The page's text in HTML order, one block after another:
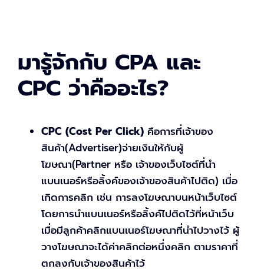
มารู้จักกับ CPA และ
CPC ว่าคืออะไร?
CPC (Cost Per Click)คือการที่เจ้าของ
สินค้า(Advertiser)จ่ายเงินให้กับผู้
โฆษณา(Partner หรือ เจ้าของเว็บไซต์ที่นำ
แบนเนอร์หรือลิ้งค์ของเจ้าของสินค้าไปติด) เมื่อ
เกิดการคลิก เช่น การลงโฆษณาบนหน้าเว็บไซต์
โดยการนำแบนเนอร์หรือลิ้งค์ไปติดไว้ที่หน้าเว็บ
เมื่อมีลูกค้าคลิกแบนเนอร์โฆษณาที่นำไปวางไว้ ผู้
วางโฆษณาจะได้ค่าคลิกต่อหนึ่งคลิก ตามราคาที่
ตกลงกับเจ้าของสินค้าไว้